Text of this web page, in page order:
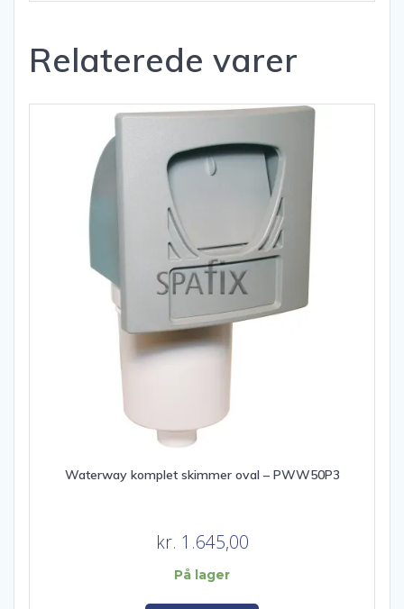
Relaterede varer
Waterway komplet skimmer oval – PWW50P3
kr. 1.645,00
På lager